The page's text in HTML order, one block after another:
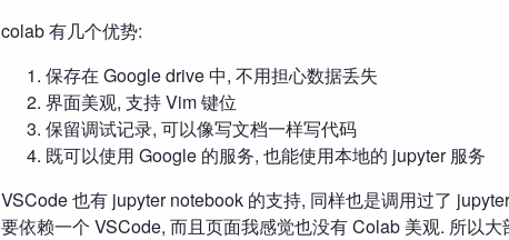
colab 有几个优势:
保存在 Google drive 中, 不用担心数据丢失
界面美观, 支持 Vim 键位
保留调试记录, 可以像写文档一样写代码
既可以使用 Google 的服务, 也能使用本地的 jupyter 服务
VSCode 也有 jupyter notebook 的支持, 同样也是调用过了
要依赖一个 VSCode, 而且页面我感觉也没有 Colab 美观. 所以